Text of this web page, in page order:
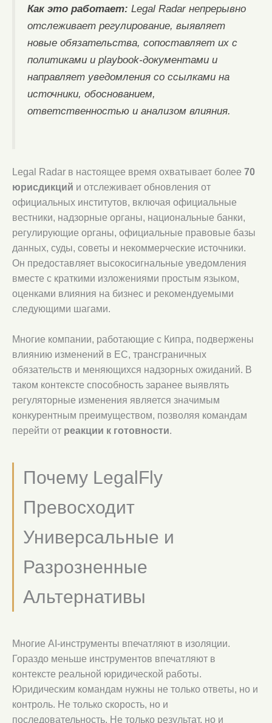
Как это работает: Legal Radar непрерывно
отслеживает регулирование, выявляет
новые обязательства, сопоставляет их с
политиками и playbook-документами и
направляет уведомления со ссылками на
источники, обоснованием,
ответственностью и анализом влияния.
Legal Radar в настоящее время охватывает более 70
юрисдикций и отслеживает обновления от
официальных институтов, включая официальные
вестники, надзорные органы, национальные банки,
регулирующие органы, официальные правовые базы
данных, суды, советы и некоммерческие источники.
Он предоставляет высокосигнальные уведомления
вместе с краткими изложениями простым языком,
оценками влияния на бизнес и рекомендуемыми
следующими шагами.
Многие компании, работающие с Кипра, подвержены
влиянию изменений в ЕС, трансграничных
обязательств и меняющихся надзорных ожиданий. В
таком контексте способность заранее выявлять
регуляторные изменения является значимым
конкурентным преимуществом, позволяя командам
перейти от реакции к готовности.
Почему LegalFly
Превосходит
Универсальные и
Разрозненные
Альтернативы
Многие AI-инструменты впечатляют в изоляции.
Гораздо меньше инструментов впечатляют в
контексте реальной юридической работы.
Юридическим командам нужны не только ответы, но и
контроль. Не только скорость, но и
последовательность. Не только результат, но и